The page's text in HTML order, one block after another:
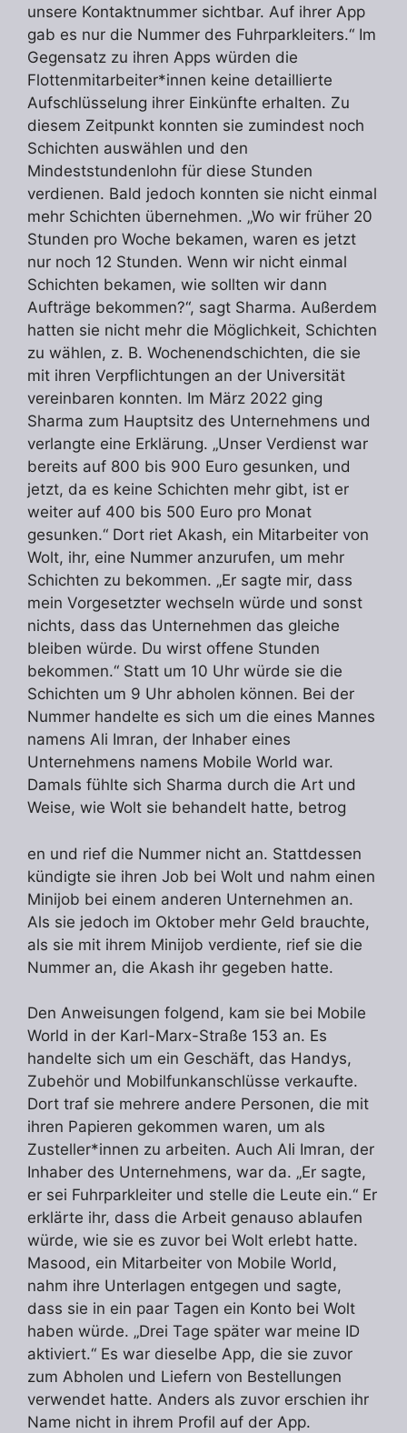
unsere Kontaktnummer sichtbar. Auf ihrer App
gab es nur die Nummer des Fuhrparkleiters.“ Im
Gegensatz zu ihren Apps würden die
Flottenmitarbeiter*innen keine detaillierte
Aufschlüsselung ihrer Einkünfte erhalten. Zu
diesem Zeitpunkt konnten sie zumindest noch
Schichten auswählen und den
Mindeststundenlohn für diese Stunden
verdienen. Bald jedoch konnten sie nicht einmal
mehr Schichten übernehmen. „Wo wir früher 20
Stunden pro Woche bekamen, waren es jetzt
nur noch 12 Stunden. Wenn wir nicht einmal
Schichten bekamen, wie sollten wir dann
Aufträge bekommen?“, sagt Sharma. Außerdem
hatten sie nicht mehr die Möglichkeit, Schichten
zu wählen, z. B. Wochenendschichten, die sie
mit ihren Verpflichtungen an der Universität
vereinbaren konnten. Im März 2022 ging
Sharma zum Hauptsitz des Unternehmens und
verlangte eine Erklärung. „Unser Verdienst war
bereits auf 800 bis 900 Euro gesunken, und
jetzt, da es keine Schichten mehr gibt, ist er
weiter auf 400 bis 500 Euro pro Monat
gesunken.“ Dort riet Akash, ein Mitarbeiter von
Wolt, ihr, eine Nummer anzurufen, um mehr
Schichten zu bekommen. „Er sagte mir, dass
mein Vorgesetzter wechseln würde und sonst
nichts, dass das Unternehmen das gleiche
bleiben würde. Du wirst offene Stunden
bekommen.“ Statt um 10 Uhr würde sie die
Schichten um 9 Uhr abholen können. Bei der
Nummer handelte es sich um die eines Mannes
namens Ali Imran, der Inhaber eines
Unternehmens namens Mobile World war.
Damals fühlte sich Sharma durch die Art und
Weise, wie Wolt sie behandelt hatte, betrog
en und rief die Nummer nicht an. Stattdessen
kündigte sie ihren Job bei Wolt und nahm einen
Minijob bei einem anderen Unternehmen an.
Als sie jedoch im Oktober mehr Geld brauchte,
als sie mit ihrem Minijob verdiente, rief sie die
Nummer an, die Akash ihr gegeben hatte.
Den Anweisungen folgend, kam sie bei Mobile
World in der Karl-Marx-Straße 153 an. Es
handelte sich um ein Geschäft, das Handys,
Zubehör und Mobilfunkanschlüsse verkaufte.
Dort traf sie mehrere andere Personen, die mit
ihren Papieren gekommen waren, um als
Zusteller*innen zu arbeiten. Auch Ali Imran, der
Inhaber des Unternehmens, war da. „Er sagte,
er sei Fuhrparkleiter und stelle die Leute ein.“ Er
erklärte ihr, dass die Arbeit genauso ablaufen
würde, wie sie es zuvor bei Wolt erlebt hatte.
Masood, ein Mitarbeiter von Mobile World,
nahm ihre Unterlagen entgegen und sagte,
dass sie in ein paar Tagen ein Konto bei Wolt
haben würde. „Drei Tage später war meine ID
aktiviert.“ Es war dieselbe App, die sie zuvor
zum Abholen und Liefern von Bestellungen
verwendet hatte. Anders als zuvor erschien ihr
Name nicht in ihrem Profil auf der App.